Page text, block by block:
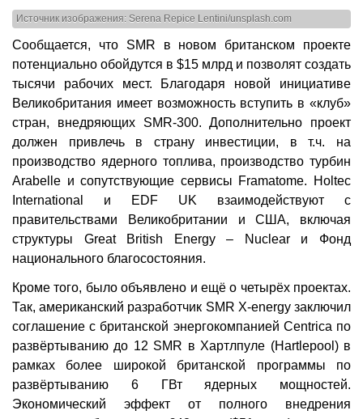
Источник изображения: Serena Repice Lentini/unsplash.com
Сообщается, что SMR в новом британском проекте
потенциально обойдутся в $15 млрд и позволят создать
тысячи рабочих мест. Благодаря новой инициативе
Великобритания имеет возможность вступить в «клуб»
стран, внедряющих SMR-300. Дополнительно проект
должен привлечь в страну инвестиции, в т.ч. на
производство ядерного топлива, производство турбин
Arabelle и сопутствующие сервисы Framatome. Holtec
International и EDF UK взаимодействуют с
правительствами Великобритании и США, включая
структуры Great British Energy – Nuclear и Фонд
национального благосостояния.
Кроме того, было объявлено и ещё о четырёх проектах.
Так, американский разработчик SMR X-energy заключил
соглашение с британской энергокомпанией Centrica по
развёртыванию до 12 SMR в Хартлпуле (Hartlepool) в
рамках более широкой британской программы по
развёртыванию 6 ГВт ядерных мощностей.
Экономический эффект от полного внедрения